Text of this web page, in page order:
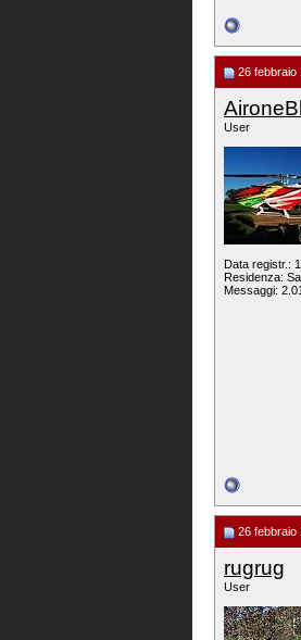
26 febbraio
User
Data registr.:
Residenza:
Messaggi:
26 febbraio
rugrug
User